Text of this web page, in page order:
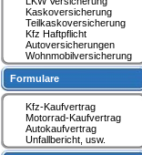
Kaskoversicherung
Teilkaskoversicherung
Kfz Haftpflicht
Autoversicherungen
Wohnmobilversicherung
Formulare
Kfz-Kaufvertrag
Motorrad-Kaufvertrag
Autokaufvertrag
Unfallbericht, usw.